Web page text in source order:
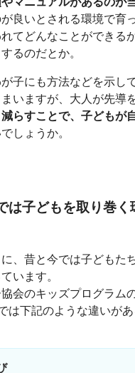
良いとされる環境で育
てどんなことができる
るのだとか。
子にも方法などを示し
いますが、大人が先導
らすことで、子どもが
しょうか。
は子どもを取り巻く
、昔と今では子どもた
います。
会のキッズプログラム
は下記のような違いが